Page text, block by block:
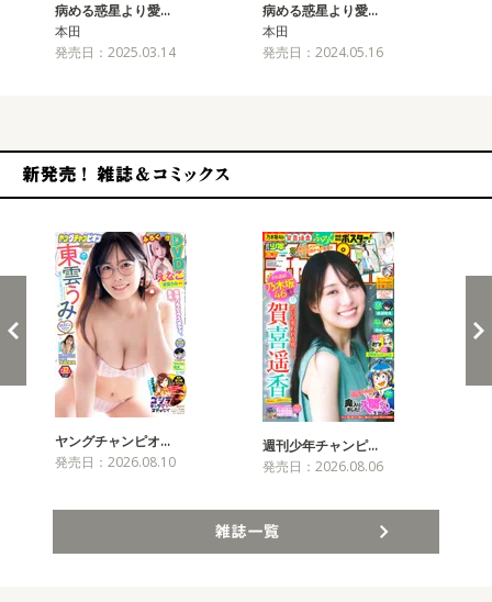
病める惑星より愛…
本田
発売日：2025.03.14
病める惑星より愛…
本田
発売日：2024.05.16
ヤングチャンピオ…
発売日：2026.08.10
週刊少年チャンピ…
発売日：2026.08.06